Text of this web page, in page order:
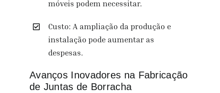
móveis podem necessitar.
Custo: A ampliação da produção e
instalação pode aumentar as
despesas.
Avanços Inovadores na Fabricação
de Juntas de Borracha